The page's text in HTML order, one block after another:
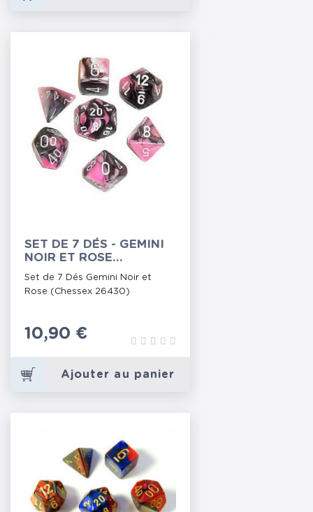
SET DE 7 DÉS - GEMINI
NOIR ET ROSE
(CHESSEX 26430)
Set de 7 Dés Gemini Noir et
Rose (Chessex 26430)
Prix
10,90 €
Ajouter au panier